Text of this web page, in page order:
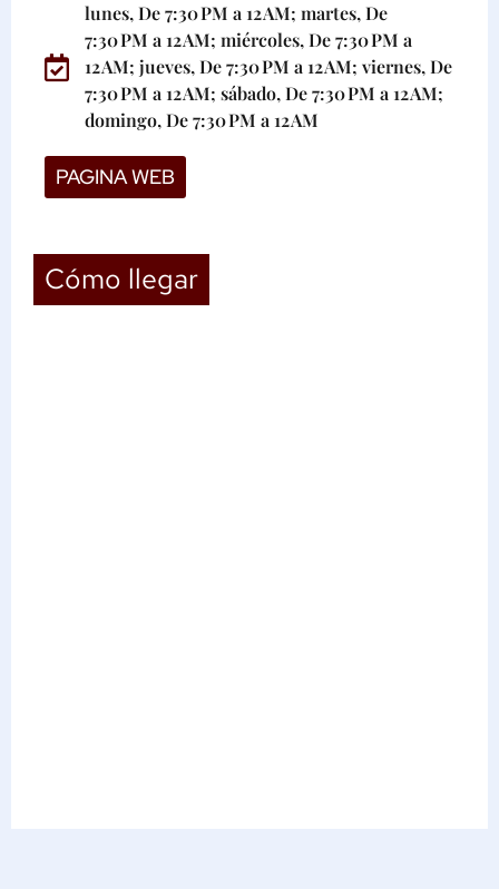
lunes, De 7:30 PM a 12 AM; martes, De
7:30 PM a 12 AM; miércoles, De 7:30 PM a
12 AM; jueves, De 7:30 PM a 12 AM; viernes, De
7:30 PM a 12 AM; sábado, De 7:30 PM a 12 AM;
domingo, De 7:30 PM a 12 AM
PAGINA WEB
Cómo llegar